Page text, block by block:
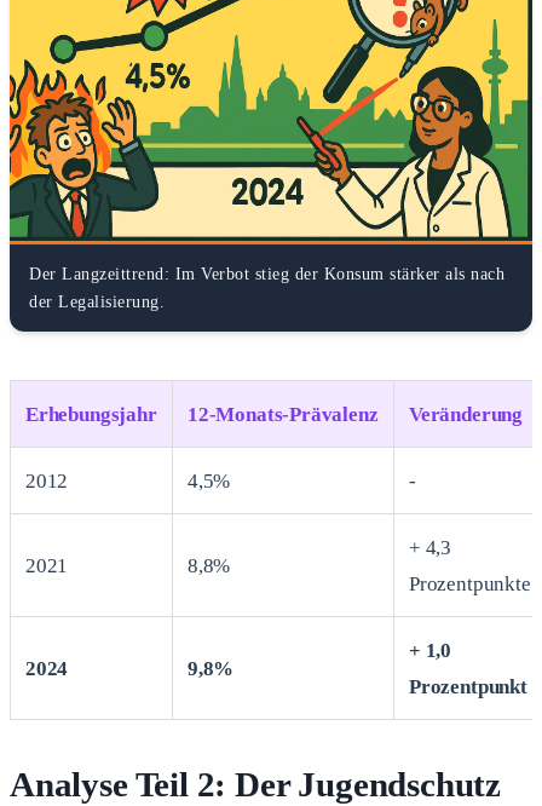
Der Langzeittrend: Im Verbot stieg der Konsum stärker als nach
der Legalisierung.
Erhebungsjahr 12-Monats-Prävalenz Veränderung
2012 4,5% -
2021 8,8%
+ 4,3
Prozentpunkte
2024 9,8%
+ 1,0
Prozentpunkt
Analyse Teil 2: Der Jugendschutz